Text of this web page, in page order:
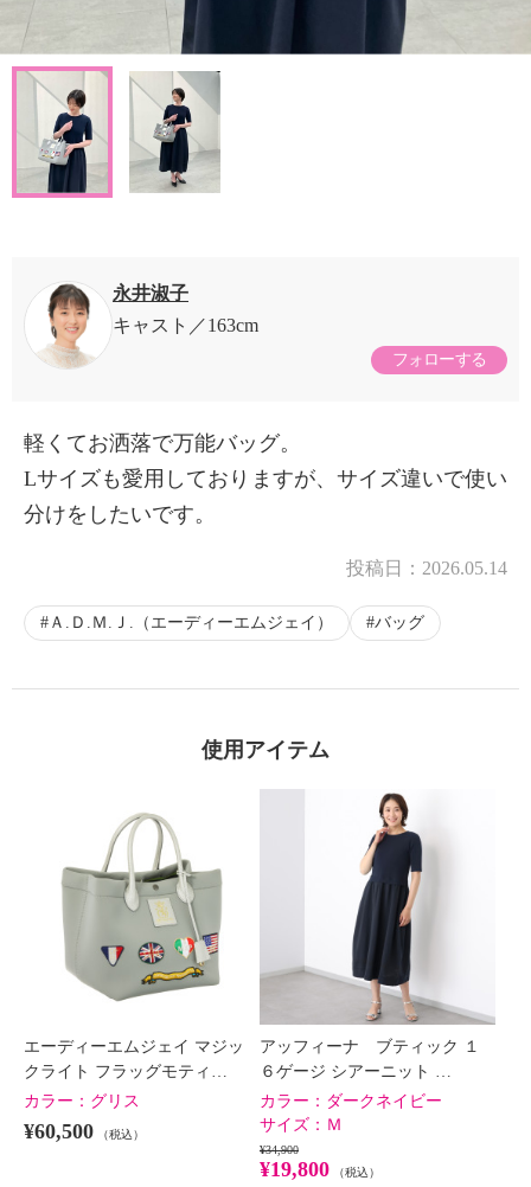
永井淑子
キャスト
163cm
フォローする
軽くてお洒落で万能バッグ。
Lサイズも愛用しておりますが、サイズ違いで使い
分けをしたいです。
投稿日： 2026.05.14
Ａ.Ｄ.Ｍ.Ｊ.（エーディーエムジェイ） バッグ
使用アイテム
エーディーエムジェイ マジッ
クライト フラッグモティ…
カラー： グリス
¥60,500 （税込）
アッフィーナ ブティック １
６ゲージ シアーニット …
カラー： ダークネイビー
サイズ： Ｍ
¥34,900
¥19,800 （税込）